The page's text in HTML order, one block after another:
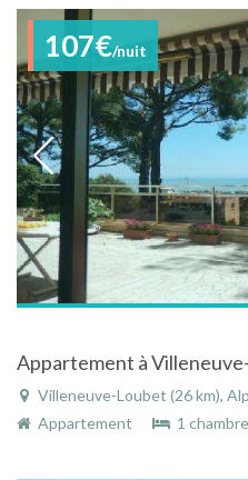
107€/nuit
Villeneuve-Loubet (26 km), Alpes-
Appartement
1 chambre